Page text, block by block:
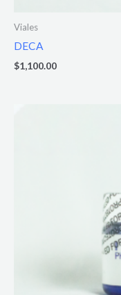
Viales
DECA
$1,100.00